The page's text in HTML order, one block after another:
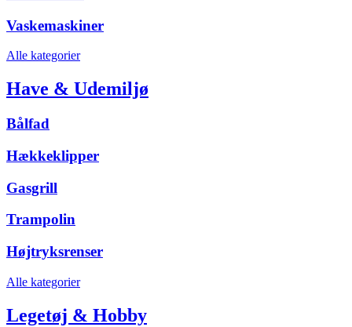
Vaskemaskiner
Alle kategorier
Have & Udemiljø
Bålfad
Hækkeklipper
Gasgrill
Trampolin
Højtryksrenser
Alle kategorier
Legetøj & Hobby